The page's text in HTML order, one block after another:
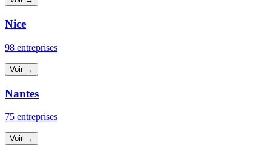
Nice
98 entreprises
Voir →
Nantes
75 entreprises
Voir →